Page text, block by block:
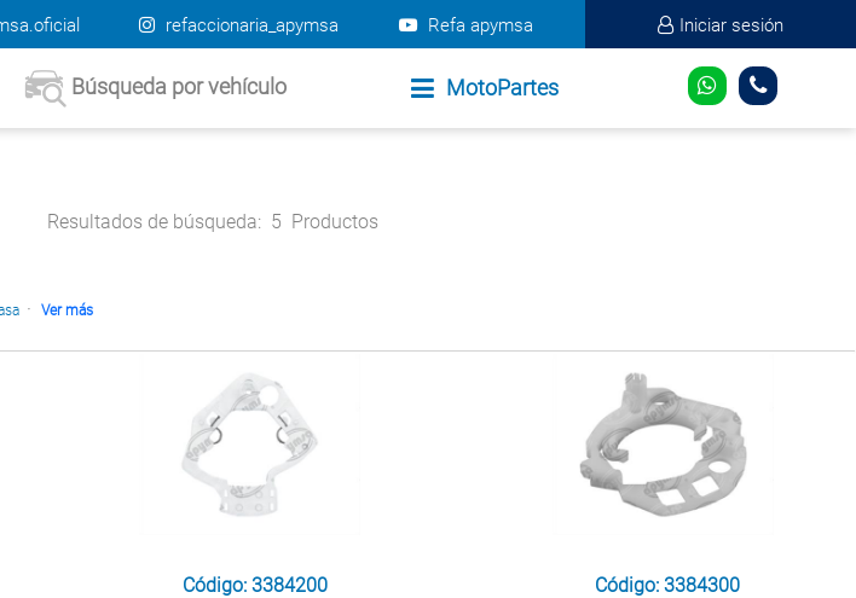
refaccionaria_apymsa Refa apymsa Iniciar sesión
Búsqueda por vehículo MotoPartes
Resultados de búsqueda: 5 Productos
· Ver más
Código: 3384200 Código: 3384300